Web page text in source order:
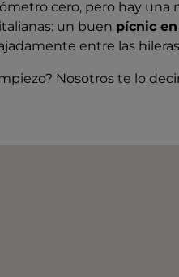
cero, pero hay una
un buen pícnic
entre las
Nosotros te lo